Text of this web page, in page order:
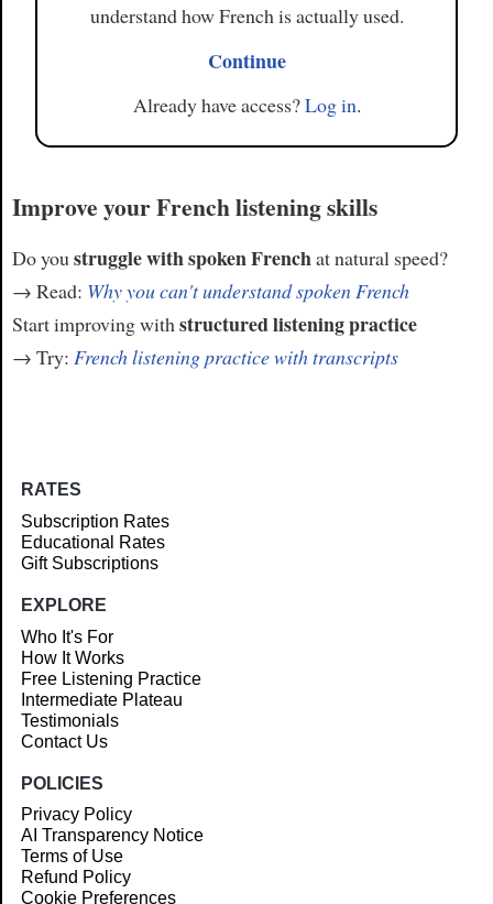
understand how French is actually used.
Continue
Already have access?Log in.
Improve your French listening skills
Do you struggle with spoken Frenchat natural speed?
→ Read: Why you can't understand spoken French
Start improving with structured listening practice
→ Try: French listening practice with transcripts
RATES
Subscription Rates
Educational Rates
Gift Subscriptions
EXPLORE
Who It's For
How It Works
Free Listening Practice
Intermediate Plateau
Testimonials
Contact Us
POLICIES
Privacy Policy
AI Transparency Notice
Terms of Use
Refund Policy
Cookie Preferences